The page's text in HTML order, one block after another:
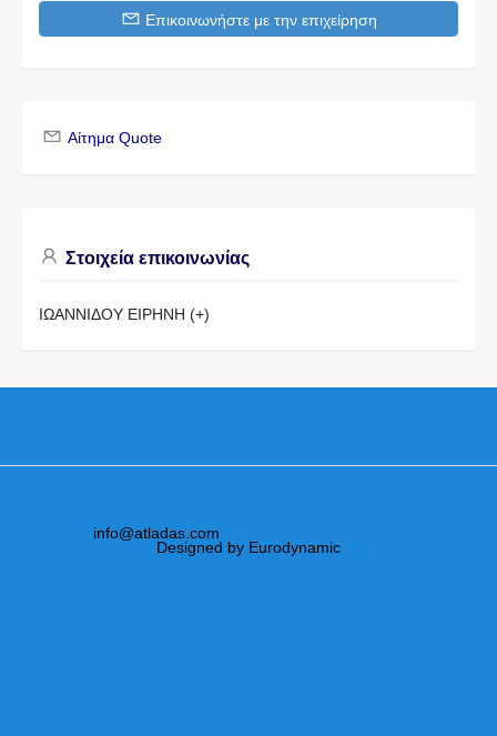
Επικοινωνήστε με την επιχείρηση
Αίτημα Quote
Στοιχεία επικοινωνίας
ΙΩΑΝΝΙΔΟΥ ΕΙΡΗΝΗ (+)
info@atladas.com
Designed by Eurodynamic